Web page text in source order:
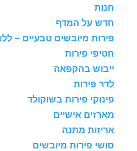
חנות
חדש על המדף
פירות מיובשים טבעיים –
חטיפי פירות
ייבוש בהקפאה
לדר פירות
פינוקי פירות בשוקולד
מארזים אישיים
אריזות מתנה
סושי פירות מיובשים